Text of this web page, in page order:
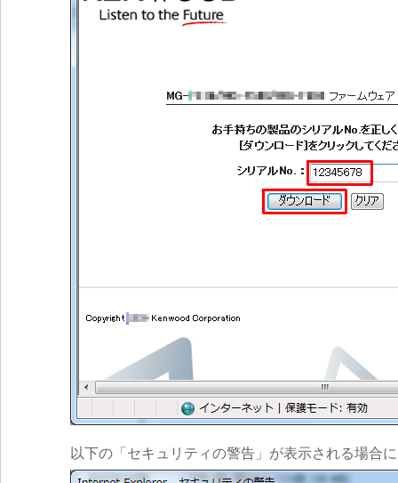
以下の「セキュリティの警告」が表示される場合